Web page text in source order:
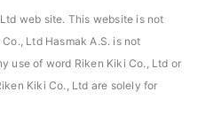
web site. This website is not
Ltd Hasmak A.S. is not
use of word Riken Kiki Co., Ltd or
Kiki Co., Ltd are solely for
Türkiye